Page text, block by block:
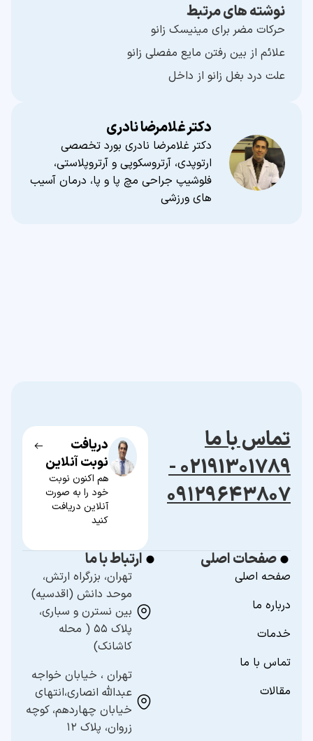
نوشته های مرتبط
حرکات مضر برای مینیسک زانو
علائم از بین رفتن مایع مفصلی زانو
علت درد بغل زانو از داخل
دکتر غلامرضا نادری
دکتر غلامرضا نادری بورد تخصصی
ارتوپدی، آرتروسکوپی و آرتروپلاستی،
فلوشیپ جراحی مچ پا و پا، درمان آسیب
های ورزشی
تماس با ما
02191301789 -
۰۹۱۲۹۶۴۳۸۰۷
دریافت
نوبت آنلاین
هم اکنون نوبت
خود را به صورت
آنلاین دریافت
کنید
صفحات اصلی
صفحه اصلی
درباره ما
خدمات
تماس با ما
مقالات
ارتباط با ما
تهران، بزرگراه ارتش،
موحد دانش (اقدسیه)
بین نسترن و سباری،
پلاک ۵۵ ( محله
کاشانک)
تهران ، خیابان خواجه
عبدالله انصاری،انتهای
خیابان چهاردهم، کوچه
زروان، پلاک ۱۲